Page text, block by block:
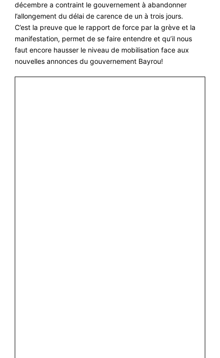
#MÉDIAS
#DÉBATS
#PRESSE
#ARCHIVES
décembre a contraint le gouvernement à abandonner
l’allongement du délai de carence de un à trois jours.
C’est la preuve que le rapport de force par la grève et la
manifestation, permet de se faire entendre et qu’il nous
faut encore hausser le niveau de mobilisation face aux
nouvelles annonces du gouvernement Bayrou!